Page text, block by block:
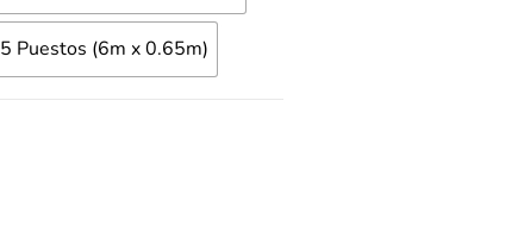
5 Puestos (6m x 0.65m)